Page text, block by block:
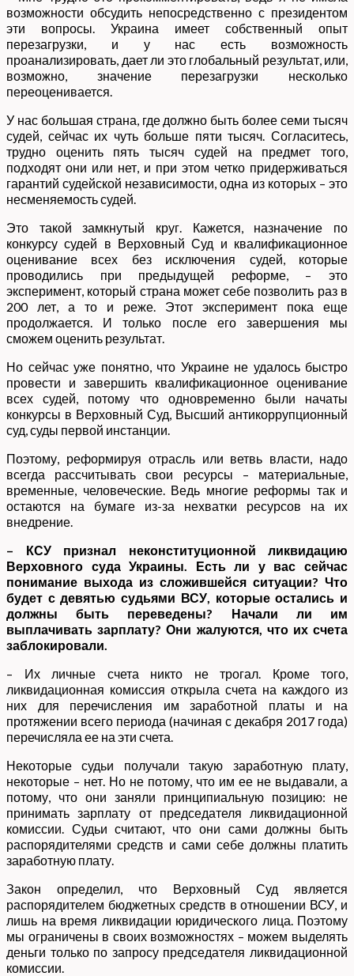
возможности обсудить непосредственно с президентом
эти вопросы. Украина имеет собственный опыт
перезагрузки, и у нас есть возможность
проанализировать, дает ли это глобальный результат, или,
возможно, значение перезагрузки несколько
переоценивается.
У нас большая страна, где должно быть более семи тысяч
судей, сейчас их чуть больше пяти тысяч. Согласитесь,
трудно оценить пять тысяч судей на предмет того,
подходят они или нет, и при этом четко придерживаться
гарантий судейской независимости, одна из которых – это
несменяемость судей.
Это такой замкнутый круг. Кажется, назначение по
конкурсу судей в Верховный Суд и квалификационное
оценивание всех без исключения судей, которые
проводились при предыдущей реформе, – это
эксперимент, который страна может себе позволить раз в
200 лет, а то и реже. Этот эксперимент пока еще
продолжается. И только после его завершения мы
сможем оценить результат.
Но сейчас уже понятно, что Украине не удалось быстро
провести и завершить квалификационное оценивание
всех судей, потому что одновременно были начаты
конкурсы в Верховный Суд, Высший антикоррупционный
суд, суды первой инстанции.
Поэтому, реформируя отрасль или ветвь власти, надо
всегда рассчитывать свои ресурсы – материальные,
временные, человеческие. Ведь многие реформы так и
остаются на бумаге из-за нехватки ресурсов на их
внедрение.
– КСУ признал неконституционной ликвидацию
Верховного суда Украины. Есть ли у вас сейчас
понимание выхода из сложившейся ситуации? Что
будет с девятью судьями ВСУ, которые остались и
должны быть переведены? Начали ли им
выплачивать зарплату? Они жалуются, что их счета
заблокировали.
– Их личные счета никто не трогал. Кроме того,
ликвидационная комиссия открыла счета на каждого из
них для перечисления им заработной платы и на
протяжении всего периода (начиная с декабря 2017 года)
перечисляла ее на эти счета.
Некоторые судьи получали такую заработную плату,
некоторые – нет. Но не потому, что им ее не выдавали, а
потому, что они заняли принципиальную позицию: не
принимать зарплату от председателя ликвидационной
комиссии. Судьи считают, что они сами должны быть
распорядителями средств и сами себе должны платить
заработную плату.
Закон определил, что Верховный Суд является
распорядителем бюджетных средств в отношении ВСУ, и
лишь на время ликвидации юридического лица. Поэтому
мы ограничены в своих возможностях – можем выделять
деньги только по запросу председателя ликвидационной
комиссии.